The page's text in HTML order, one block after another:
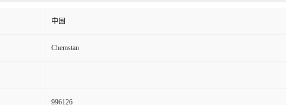
中国
Chemstan
996126